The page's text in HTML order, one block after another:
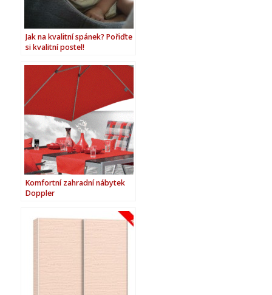
Jak na kvalitní spánek? Pořiďte
si kvalitní postel!
Komfortní zahradní nábytek
Doppler